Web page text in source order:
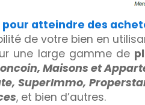
atteindre des
de votre bien en
une large gamme de
Maisons et
SuperImmo,
, et bien d’autres.